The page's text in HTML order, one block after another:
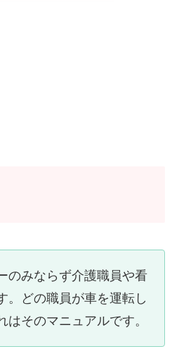
のみならず介護職員や看
。どの職員が車を運転し
そのマニュアルです。